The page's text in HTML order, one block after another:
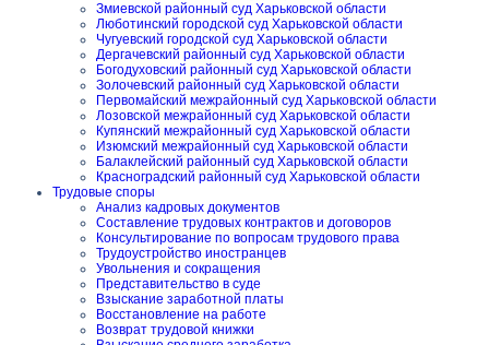
Змиевской районный суд Харьковской области
Люботинский городской суд Харьковской области
Чугуевский городской суд Харьковской области
Дергачевский районный суд Харьковской области
Богодуховский районный суд Харьковской области
Золочевский районный суд Харьковской области
Первомайский межрайонный суд Харьковской области
Лозовской межрайонный суд Харьковской области
Купянский межрайонный суд Харьковской области
Изюмский межрайонный суд Харьковской области
Балаклейский районный суд Харьковской области
Красноградский районный суд Харьковской области
Трудовые споры
Анализ кадровых документов
Составление трудовых контрактов и договоров
Консультирование по вопросам трудового права
Трудоустройство иностранцев
Увольнения и сокращения
Представительство в суде
Взыскание заработной платы
Восстановление на работе
Возврат трудовой книжки